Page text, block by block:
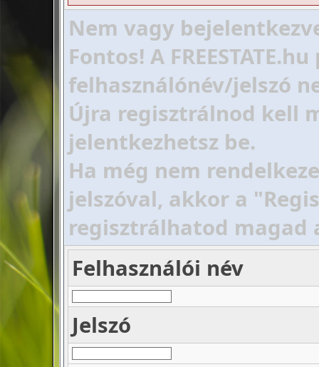
Nem vagy
Fontos! A
felhasználónév/jelszó
Újra regisztrálnod kell
jelentkezhetsz be.
Ha még nem
jelszóval, akkor a
regisztrálhatod magad
Felhasználói név
Jelszó